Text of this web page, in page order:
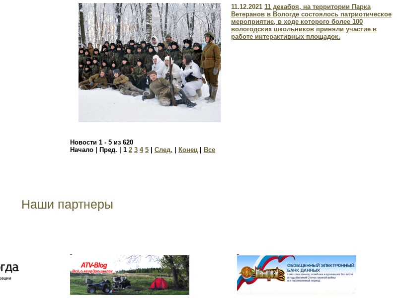
11.12.2021 11 декабря, на территории Парка
Ветеранов в Вологде состоялось патриотическое
мероприятие, в ходе которого более 100
вологодских школьников приняли участие в
работе интерактивных площадок.
Новости 1 - 5 из 620
Начало | Пред. | 1 2 3 4 5 След. Конец Все
Наши партнеры